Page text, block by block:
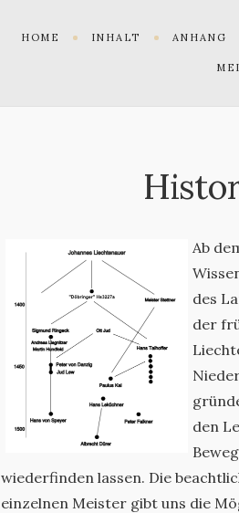
HOME INHALT ANHANG
Ab
des
der
den
wiederfinden lassen. Die
einzelnen Meister gibt uns die